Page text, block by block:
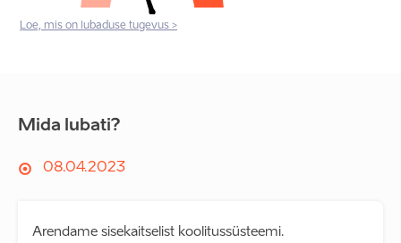
Loe, mis on lubaduse tugevus >
Mida lubati?
08.04.2023
Arendame sisekaitselist koolitussüsteemi.